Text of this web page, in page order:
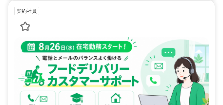
契約社員